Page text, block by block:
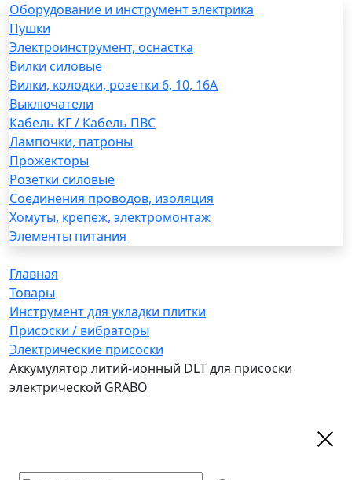
Оборудование и инструмент электрика
Пушки
Электроинструмент, оснастка
Вилки силовые
Вилки, колодки, розетки 6, 10, 16А
Выключатели
Кабель КГ / Кабель ПВС
Лампочки, патроны
Прожекторы
Розетки силовые
Соединения проводов, изоляция
Хомуты, крепеж, электромонтаж
Элементы питания
Главная
Товары
Инструмент для укладки плитки
Присоски / вибраторы
Электрические присоски
Аккумулятор литий-ионный DLT для присоски
электрической GRABO